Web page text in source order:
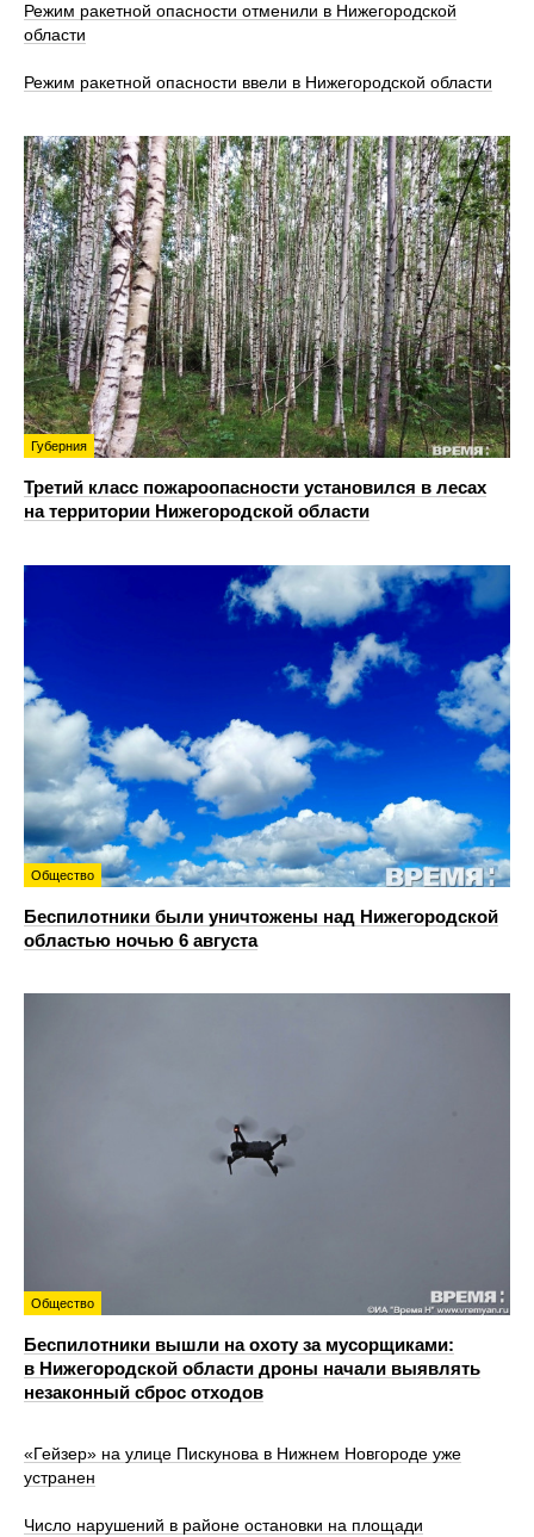
Режим ракетной опасности отменили в Нижегородской
области
Режим ракетной опасности ввели в Нижегородской области
Губерния
Третий класс пожароопасности установился в лесах
на территории Нижегородской области
Общество
Беспилотники были уничтожены над Нижегородской
областью ночью 6 августа
Общество
Беспилотники вышли на охоту за мусорщиками:
в Нижегородской области дроны начали выявлять
незаконный сброс отходов
«Гейзер» на улице Пискунова в Нижнем Новгороде уже
устранен
Число нарушений в районе остановки на площади